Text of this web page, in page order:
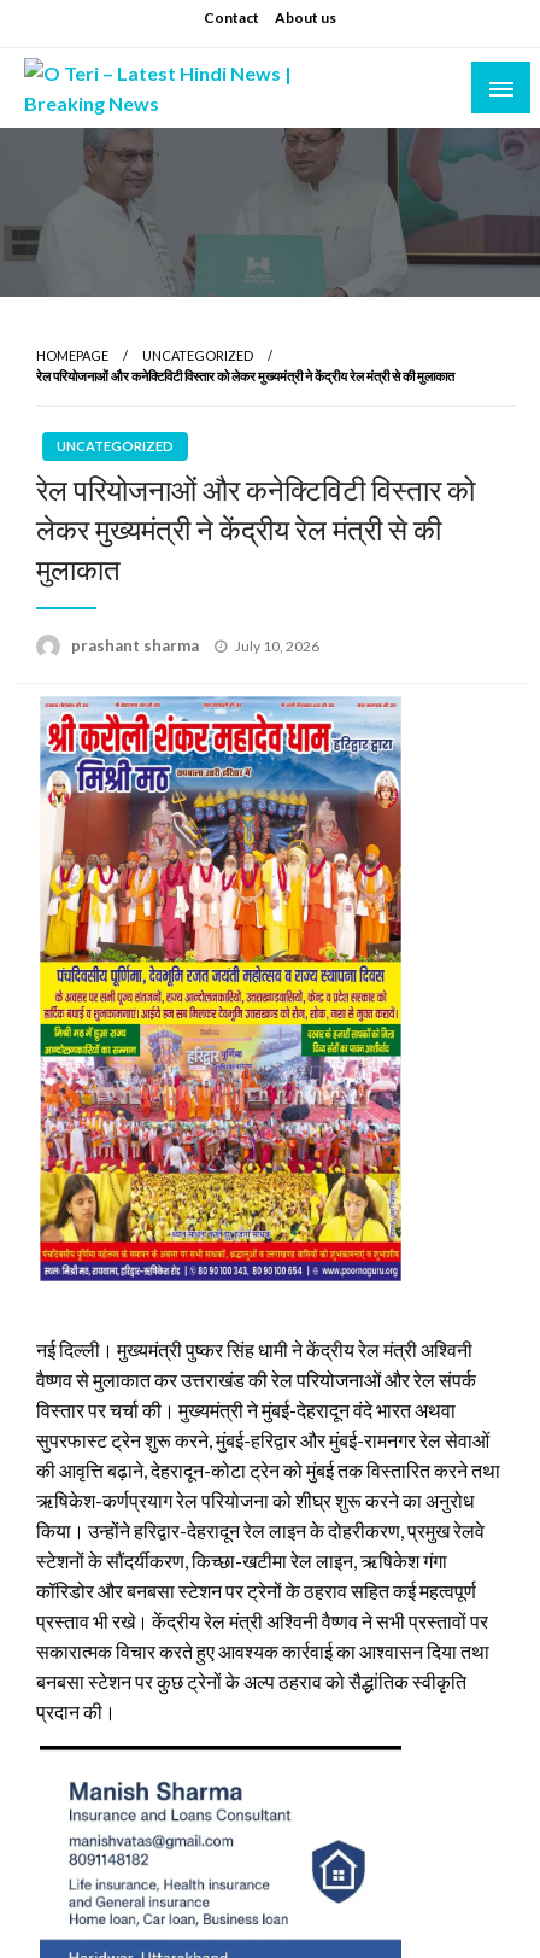
to
content
Contact About us
O Teri – Latest Hindi News | Breaking News
Prashant sharma (shastri)
HOMEPAGE
UNCATEGORIZED
रेल परियोजनाओं और कनेक्टिविटी विस्तार को लेकर मुख्यमंत्री ने केंद्रीय रेल मंत्री से की मुलाकात
UNCATEGORIZED
रेल परियोजनाओं और कनेक्टिविटी विस्तार को
लेकर मुख्यमंत्री ने केंद्रीय रेल मंत्री से की
मुलाकात
prashant sharma
Posted
July 10, 2026
नई दिल्ली। मुख्यमंत्री पुष्कर सिंह धामी ने केंद्रीय रेल मंत्री अश्विनी
वैष्णव से मुलाकात कर उत्तराखंड की रेल परियोजनाओं और रेल संपर्क
विस्तार पर चर्चा की। मुख्यमंत्री ने मुंबई-देहरादून वंदे भारत अथवा
सुपरफास्ट ट्रेन शुरू करने, मुंबई-हरिद्वार और मुंबई-रामनगर रेल सेवाओं
की आवृत्ति बढ़ाने, देहरादून-कोटा ट्रेन को मुंबई तक विस्तारित करने तथा
ऋषिकेश-कर्णप्रयाग रेल परियोजना को शीघ्र शुरू करने का अनुरोध
किया। उन्होंने हरिद्वार-देहरादून रेल लाइन के दोहरीकरण, प्रमुख रेलवे
स्टेशनों के सौंदर्यीकरण, किच्छा-खटीमा रेल लाइन, ऋषिकेश गंगा
कॉरिडोर और बनबसा स्टेशन पर ट्रेनों के ठहराव सहित कई महत्वपूर्ण
प्रस्ताव भी रखे। केंद्रीय रेल मंत्री अश्विनी वैष्णव ने सभी प्रस्तावों पर
सकारात्मक विचार करते हुए आवश्यक कार्रवाई का आश्वासन दिया तथा
बनबसा स्टेशन पर कुछ ट्रेनों के अल्प ठहराव को सैद्धांतिक स्वीकृति
प्रदान की।